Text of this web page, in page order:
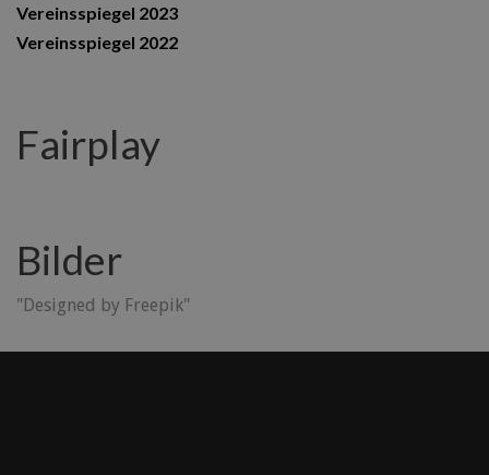
Vereinsspiegel 2023
Vereinsspiegel 2022
Fairplay
Bilder
"Designed by Freepik"